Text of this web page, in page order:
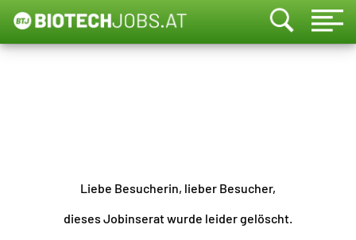
Liebe Besucherin, lieber Besucher,
dieses Jobinserat wurde leider gelöscht.